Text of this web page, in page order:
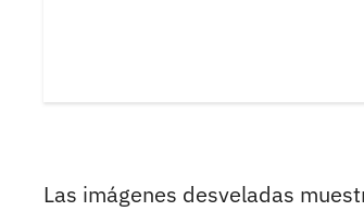
Las imágenes desveladas